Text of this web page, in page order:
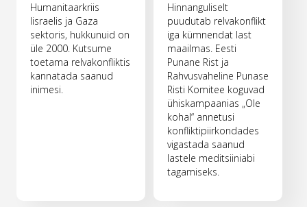
Humanitaarkriis
Iisraelis ja Gaza
sektoris, hukkunuid on
üle 2000. Kutsume
toetama relvakonfliktis
kannatada saanud
inimesi.
Hinnanguliselt
puudutab relvakonflikt
iga kümnendat last
maailmas. Eesti
Punane Rist ja
Rahvusvaheline Punase
Risti Komitee koguvad
ühiskampaanias „Ole
kohal“ annetusi
konfliktipiirkondades
vigastada saanud
lastele meditsiiniabi
tagamiseks.